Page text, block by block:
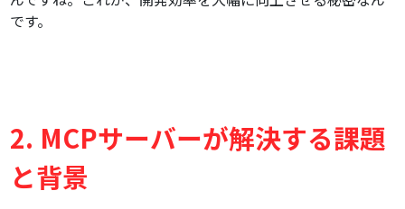
です。
2. MCPサーバーが解決する課題
と背景